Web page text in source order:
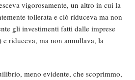
vigorosamente, un altro in cui la
tollerata e ciò riduceva ma non
gli investimenti fatti dalle imprese
e riduceva, ma non annullava, la
meno evidente, che scoprimmo,